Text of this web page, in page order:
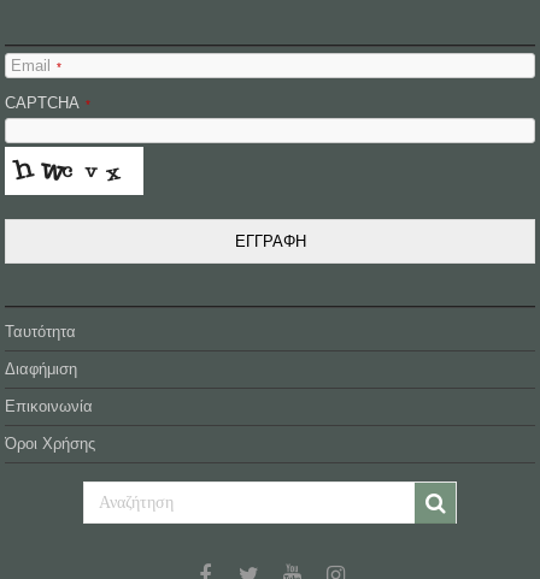
Email *
CAPTCHA *
ΕΓΓΡΑΦΗ
Ταυτότητα
Διαφήμιση
Επικοινωνία
Όροι Χρήσης